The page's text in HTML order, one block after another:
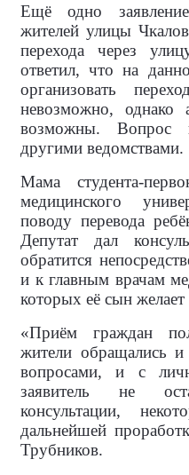
Ещё одно
жителей улицы
перехода через
ответил, что на
организовать
невозможно, однако
возможны. Вопрос
другими ведомствами.
Мама студента-
медицинского
поводу перевода
Депутат дал
обратится
и к главным врачам
которых её сын
«Приём граждан
жители обращались
вопросами, и с
заявитель не
консультации,
дальнейшей
Трубников.